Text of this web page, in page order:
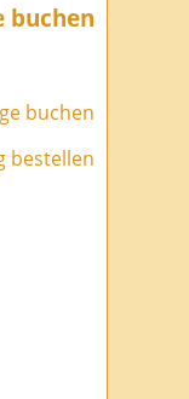
buchen
buchen
bestellen